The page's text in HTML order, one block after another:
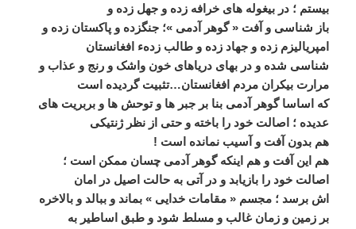
بيستم ؛ در بيغوله ھای خرافه زده و جھل زده و
باز شناسی و آفت « گوھر آدمی »؛ جنگزده و پاکستان زده و
امپرياليزم زده و جھاد زده و طالب زدهء افغانستان
شناسی شده و در بھای درياھای خون واشک و رنج و عذاب و
مرارت بيکران مردم افغانستان…تثبيت گرديده است
که اساسا گوھر آدمی بنا بر جبر ھا و توحش ھا و بربريت ھای
عديده ؛ اصالت خود را باخته و حتی از نظر ژنتيکی
ھم بدون آفت و آسيب نمانده است !
ھم اين آفت و ھم اينکه گوھر آدمی چسان ممکن است ؛
اصالت خود را بازيابد و در آتی به حالت اصيل در امان
اش برسد ؛ مجسم « مقامات خدايی » بماند و ببالد و بالاخره
بر زمين و زمان غالب و مسلط شود و طبق اساطير به